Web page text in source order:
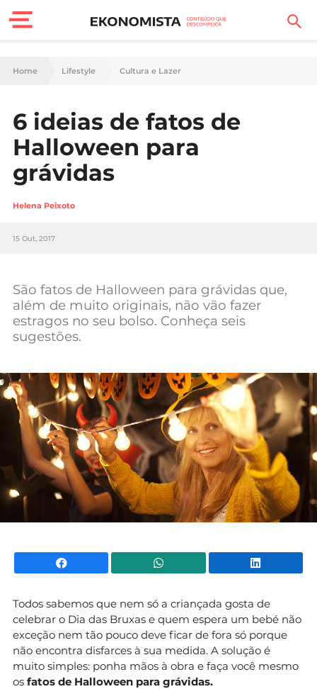
Finanças Pessoais
Carreira
Casa
Lifestyle
Sociedade
Negócios
Mundial 2026
Home Lifestyle Cultura e Lazer
6 ideias de fatos de
Halloween para
grávidas
Helena Peixoto
15 Out, 2017
São fatos de Halloween para grávidas que,
além de muito originais, não vão fazer
estragos no seu bolso. Conheça seis
sugestões.
Facebook WhatsApp
Todos sabemos que nem só a criançada gosta de
celebrar o Dia das Bruxas e quem espera um bebé não
exceção nem tão pouco deve ficar de fora só porque
não encontra disfarces à sua medida. A solução é
muito simples: ponha mãos à obra e faça você mesmo
os fatos de Halloween para grávidas.